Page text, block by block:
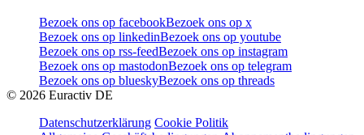
Bezoek ons op facebookBezoek ons op x
Bezoek ons op linkedinBezoek ons op youtube
Bezoek ons op rss-feedBezoek ons op instagram
Bezoek ons op mastodonBezoek ons op telegram
Bezoek ons op blueskyBezoek ons op threads
© 2026 Euractiv DE
Datenschutzerklärung Cookie Politik